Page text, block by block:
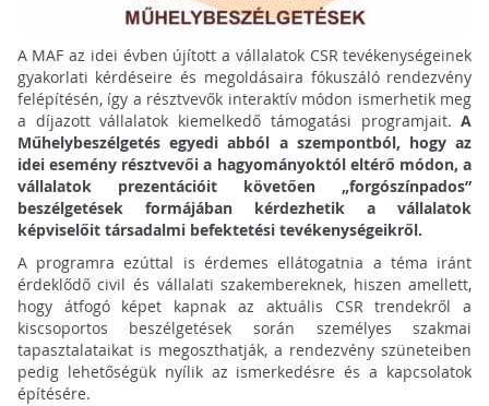
A MAF az idei évben újított a vállalatok CSR tevékenységeinek
gyakorlati kérdéseire és megoldásaira fókuszáló rendezvény
felépítésén, így a résztvevők interaktív módon ismerhetik meg
a díjazott vállalatok kiemelkedő támogatási programjait.A
Műhelybeszélgetés egyedi abból a szempontból, hogy az
idei esemény résztvevői a hagyományoktól eltérő módon, a
vállalatok prezentációit követően „forgószínpados”
beszélgetések formájában kérdezhetik a vállalatok
képviselőit társadalmi befektetési tevékenységeikről.
A programra ezúttal is érdemes ellátogatnia a téma iránt
érdeklődő civil és vállalati szakembereknek, hiszen amellett,
hogy átfogó képet kapnak az aktuális CSR trendekről a
kiscsoportos beszélgetések során személyes szakmai
tapasztalataikat is megoszthatják, a rendezvény szüneteiben
pedig lehetőségük nyílik az ismerkedésre és a kapcsolatok
építésére.